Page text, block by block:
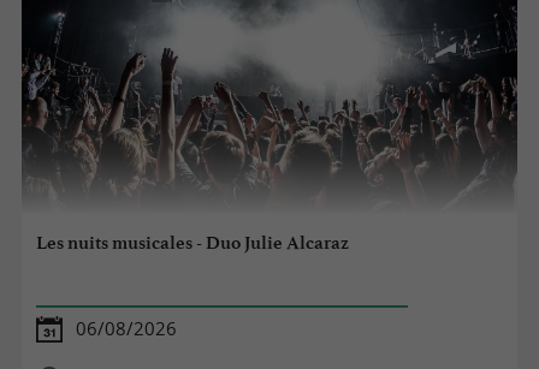
Les nuits musicales - Duo Julie Alcaraz
06/08/2026